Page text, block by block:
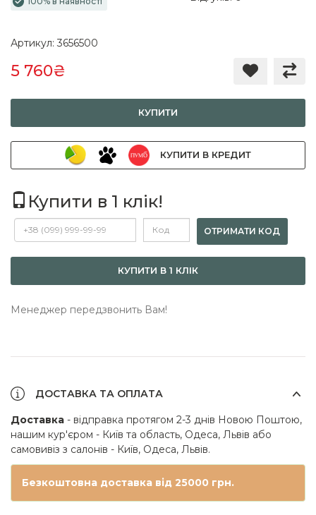
Артикул: 3656500
5 760₴
КУПИТИ
КУПИТИ В КРЕДИТ
Купити в 1 клік!
ОТРИМАТИ КОД
КУПИТИ В 1 КЛІК
Менеджер передзвонить Вам!
ДОСТАВКА ТА ОПЛАТА
Доставка - відправка протягом 2-3 днів Новою Поштою,
нашим кур'єром - Київ та область, Одеса, Львів або
самовивіз з салонів - Київ, Одеса, Львів.
Безкоштовна доставка від 25000 грн.